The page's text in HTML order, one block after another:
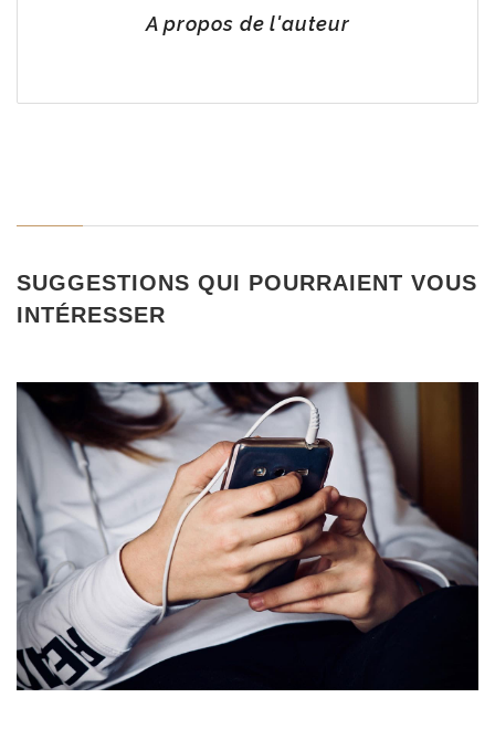
A propos de l'auteur
SUGGESTIONS QUI POURRAIENT VOUS
INTÉRESSER